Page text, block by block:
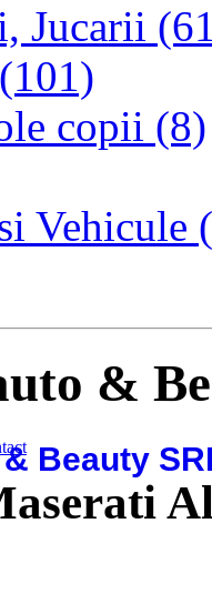
Jucarii
copii (8)
Vehicule
Beauty
&